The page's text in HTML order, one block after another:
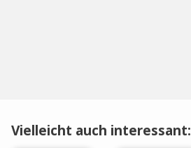
Vielleicht auch interessant: